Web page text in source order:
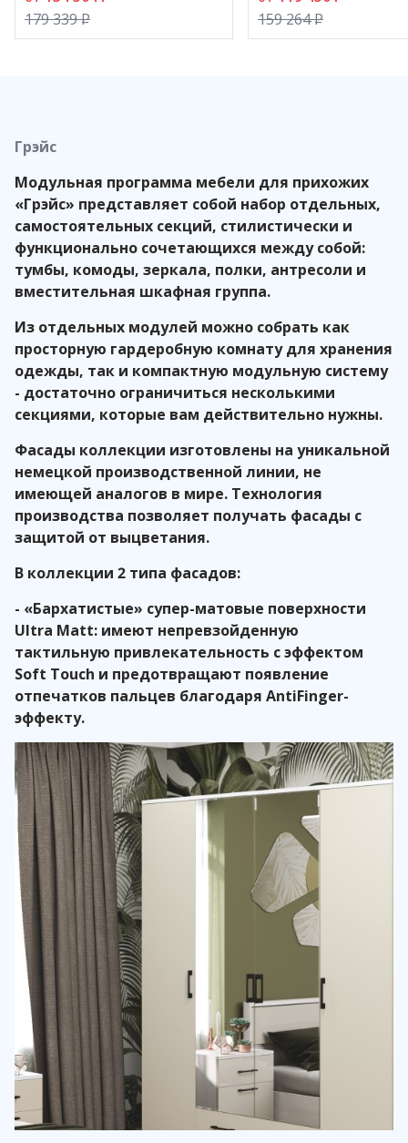
Применяемые в производстве ЛДСП, производства
компанииEgger(Австрия), и МДФ, производства
179 339P
159 264P
Грэйс
Модульная программа мебели для прихожих
«Грэйс» представляет собой набор отдельных,
самостоятельных секций, стилистически и
функционально сочетающихся между собой:
тумбы, комоды, зеркала, полки, антресоли и
вместительная шкафная группа.
Из отдельных модулей можно собрать как
просторную гардеробную комнату для хранения
одежды, так и компактную модульную систему
- достаточно ограничиться несколькими
секциями, которые вам действительно нужны.
Фасады коллекции изготовлены на уникальной
немецкой производственной линии, не
имеющей аналогов в мире. Технология
производства позволяет получать фасады с
защитой от выцветания.
В коллекции 2 типа фасадов:
- «Бархатистые» супер-матовые поверхности
Ultra Matt: имеют непревзойденную
тактильную привлекательность с эффектом
Soft Touch и предотвращают появление
отпечатков пальцев благодаря AntiFinger-
эффекту.